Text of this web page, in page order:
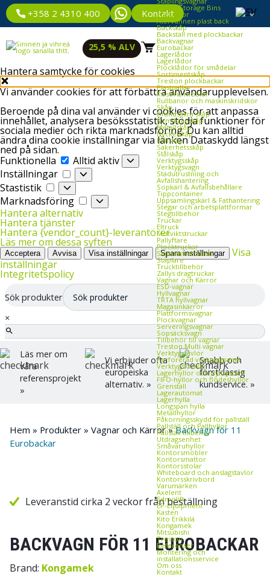
Hantera samtycke för cookies
Vi använder cookies för att förbättra användarupplevelsen.
Beroende på dina val använder vi cookies för att anpassa
innehållet, analysera besöksstatistik, stödja funktioner för
sociala medier och rikta marknadsföring. Du kan alltid
ändra dina cookie inställningar via länken Dataskydd längst
ned på sidan.
Funktionella
Funktionella
Alltid aktiv
Inställningar
Inställningar
Stastistik
Stastistik
Marknadsföring
Marknadsföring
Hantera alternativ
Hantera tjänster
Hantera {vendor_count}-leverantörer
Läs mer om dessa syften
Acceptera Avvisa Visa inställningar Spara inställningar
Visa
inställningar
Integritetspolicy
+358 2 4310 400 KontaktPlastic Storage Bins
Plastlådor
Återvunnen plast back
Backskåp
Backställ med plockbackar
Backvagnar
Eurobackar
Lagerlådor
Lagerlådor
Plocklådor för smådelar
Sortimentskåp
Treston plockbackar
Plastpallar
Rostfria möbler
Rullbanor och maskinskridskor
Skåp
Brandsäkra skåp
Kemikalieskåp
Metallskåp
Nyckelskåp
Plåtskåp
Säkerhetsskåp
Stålskåp
Verktygsskåp
Verktygsvagn
Städutrustning och
Avfallshantering
Sopkärl & Avfallsbehållare
Tippcontainer
Uppsamlingskärl & Fathantering
Stegar och arbetsplattformar
Stegtillbehör
Truckar
Eltruck
Motviktstruckar
Pallyftare
Plocktruckar
Skjutstativtruckar
Staplare
Trucktillbehör
Zallys dragtruckar
Vagnar och Kärror
ESD‑vagnar
Hyllvagnar
TRTA hyllvagnar
Magasinkärror
Plattformsvagnar
Plockvagnar
Serveringsvagnar
Sopsäcksvagn
Tillbehör till vagnar
Treston Multi vagnar
Verktygstavlor
Perforerad verktygspanel
Verktygskrokar
Lagerhyllor och Hyllsystem
FIFO‑hyllor och flödeshyllor
Grenställ
Lagerautomat
Lagerhylla
Longspan hylla
Metallhyllor
Påkörningsskydd för pallställ
Pallställ och Pallhyllor
Pallställ tillbehör
Utdragsenhet
Småvaruhyllor
Kontorsmöbler
Kontorsmattor
Kontorsstolar
Whiteboard och anslagstavlor
Kontorsskrivbord
Varumärken
Axelent
Edmolift
EP-Equipment
Kasten
Kito Erikkilä
Kongamek
Mitsubishi
Treston
Referenser
Montering och
installationsservice
Om oss
Kontakt
25,5 % ALV
Sök produkter
×
Läs mer om
våra
referensprojekt
»
Vi erbjuder ofta
europeiska
alternativ. »
Snabb och
förstklassig
kundservice. »
Hem » Produkter » Vagnar och Kärror»Backvagn för 11
Eurobackar
Leveranstid cirka 2 veckor från beställning
BACKVAGN FÖR 11 EUROBACKAR
Brand: Kongamek